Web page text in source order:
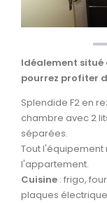
Idéalement situé
pourrez profiter
Splendide F2 en
chambre avec 2
séparées.
Tout
l'appartement.
Cuisine : frigo,
plaques